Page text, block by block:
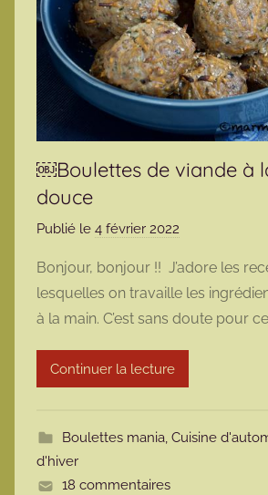
￼Boulettes de viande à
douce
Publié le 4 février 2022
r
m
a
r
t
Bonjour, bonjour !! J’adore les
lesquelles on travaille les
à la main. C’est sans doute pour
Continuer la lecture
Boulettes mania, Cuisine
d'hiver
18 commentaires